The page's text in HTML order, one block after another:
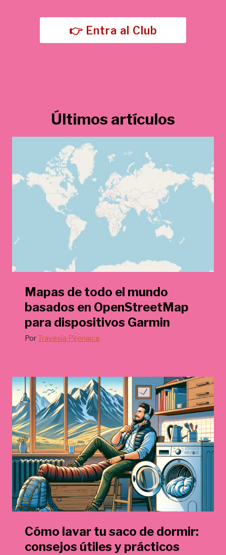
,
0
€
.
👉 Entra al Club
Últimos artículos
Mapas de todo el mundo
basados en OpenStreetMap
para dispositivos Garmin
PorTravesía Pirenaica
Cómo lavar tu saco de dormir:
consejos útiles y prácticos